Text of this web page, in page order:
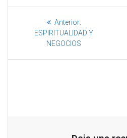
Anterior:
ESPIRITUALIDAD Y
NEGOCIOS